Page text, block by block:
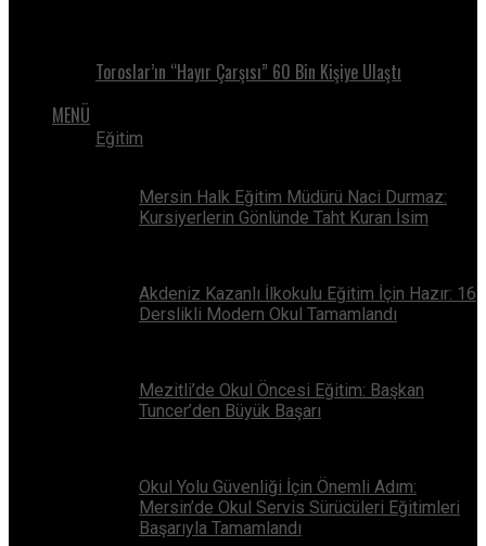
Toroslar’ın “Hayır Çarşısı” 60 Bin Kişiye Ulaştı
MENÜ
Eğitim
Mersin Halk Eğitim Müdürü Naci Durmaz:
Kursiyerlerin Gönlünde Taht Kuran İsim
Akdeniz Kazanlı İlkokulu Eğitim İçin Hazır: 16
Derslikli Modern Okul Tamamlandı
Mezitli’de Okul Öncesi Eğitim: Başkan
Tuncer’den Büyük Başarı
Okul Yolu Güvenliği İçin Önemli Adım:
Mersin’de Okul Servis Sürücüleri Eğitimleri
Başarıyla Tamamlandı